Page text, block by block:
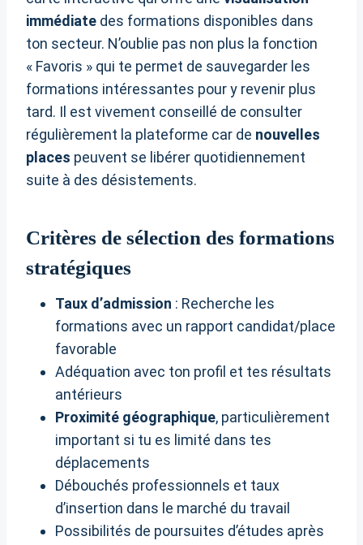
immédiate des formations disponibles dans
ton secteur. N’oublie pas non plus la fonction
« Favoris » qui te permet de sauvegarder les
formations intéressantes pour y revenir plus
tard. Il est vivement conseillé de consulter
régulièrement la plateforme car de nouvelles
places peuvent se libérer quotidiennement
suite à des désistements.
Critères de sélection des formations
stratégiques
Taux d’admission : Recherche les
formations avec un rapport candidat/place
favorable
Adéquation avec ton profil et tes résultats
antérieurs
Proximité géographique, particulièrement
important si tu es limité dans tes
déplacements
Débouchés professionnels et taux
d’insertion dans le marché du travail
Possibilités de poursuites d’études après